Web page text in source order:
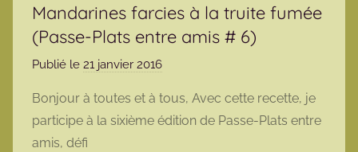
Mandarines farcies à la truite fumée
(Passe-Plats entre amis # 6)
Publié le 21 janvier 2016
r
m
Bonjour à toutes et à tous, Avec cette recette, je
participe à la sixième édition de Passe-Plats entre
amis, défi